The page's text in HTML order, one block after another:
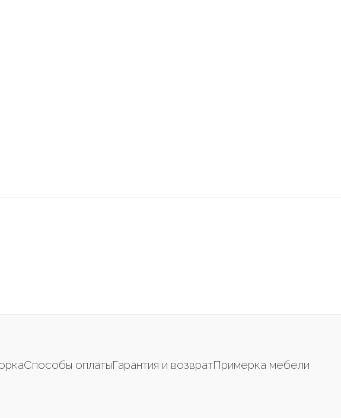
Способы оплатыГарантия и возвратПримерка мебели